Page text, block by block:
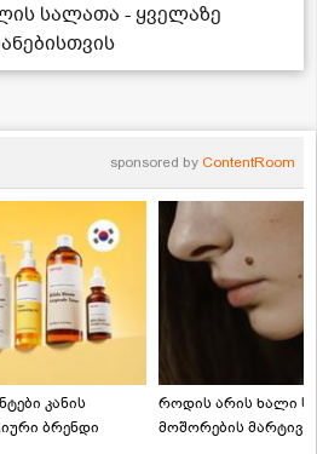
სალათა - ყველაზე
sponsored by ContentRoom
კანის
ბრენდი
როდის არის ხალი
მოშორების